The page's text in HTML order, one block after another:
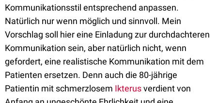
Kommunikationsstil entsprechend anpassen.
Natürlich nur wenn möglich und sinnvoll. Mein
Vorschlag soll hier eine Einladung zur durchdachteren
Kommunikation sein, aber natürlich nicht, wenn
gefordert, eine realistische Kommunikation mit dem
Patienten ersetzen. Denn auch die 80-jährige
Patientin mit schmerzlosem Ikterusverdient von